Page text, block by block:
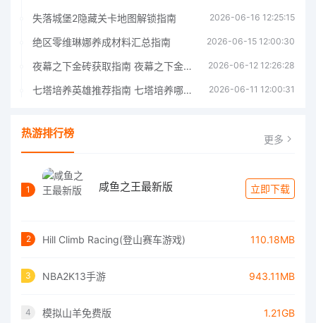
失落城堡2隐藏关卡地图解锁指南 2026-06-16 12:25:15
绝区零维琳娜养成材料汇总指南 2026-06-15 12:00:30
夜幕之下金砖获取指南 夜幕之下金砖获取方法 2026-06-12 12:26:28
七塔培养英雄推荐指南 七塔培养哪个英雄好 2026-06-11 12:00:31
热游排行榜 更多
1 咸鱼之王最新版 立即下载
2 Hill Climb Racing(登山赛车游戏) 110.18MB
3 NBA2K13手游 943.11MB
4 模拟山羊免费版 1.21GB